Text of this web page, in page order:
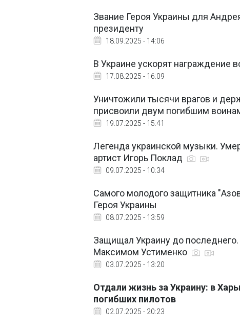
Звание Героя Украины для
президенту
18.09.2025 - 14:06
В Украине ускорят награждение
17.08.2025 - 16:09
Уничтожили тысячи врагов и
присвоили двум погибшим
19.07.2025 - 15:41
Легенда украинской музыки.
артист Игорь Поклад
09.07.2025 - 10:34
Самого молодого защитника
Героя Украины
08.07.2025 - 13:59
Защищал Украину до
Максимом Устименко
03.07.2025 - 13:20
Отдали жизнь за Украину: в
погибших пилотов
02.07.2025 - 20:23